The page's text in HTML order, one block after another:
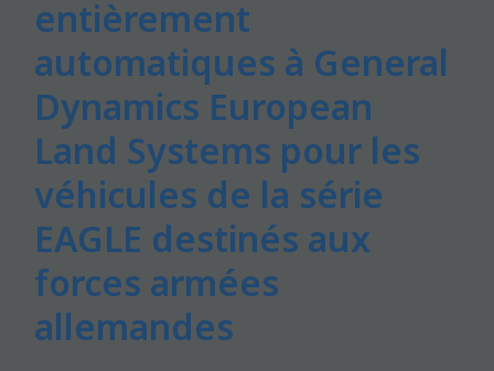
entièrement
automatiques à General
Dynamics European
Land Systems pour les
véhicules de la série
EAGLE destinés aux
forces armées
allemandes